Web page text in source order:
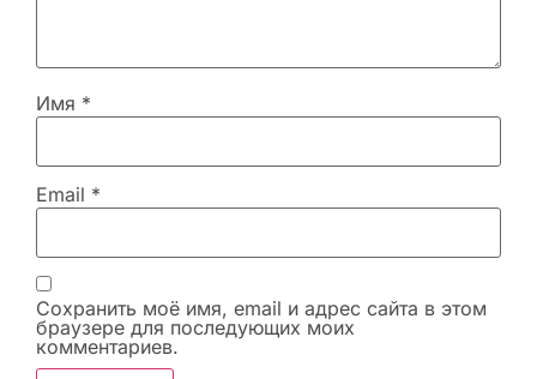
Имя *
Email *
Сохранить моё имя, email и адрес сайта в этом
браузере для последующих моих
комментариев.